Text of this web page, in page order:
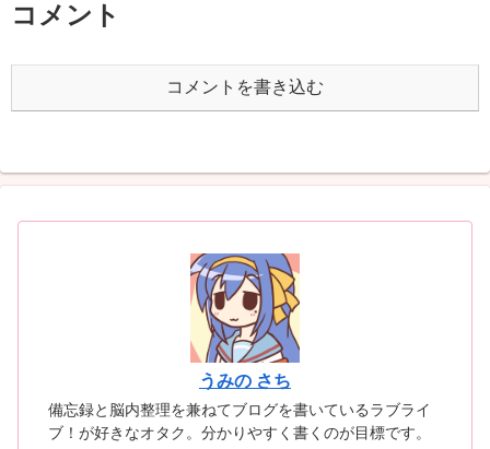
コメント
コメントを書き込む
うみの さち
備忘録と脳内整理を兼ねてブログを書いているラブライ
ブ！が好きなオタク。分かりやすく書くのが目標です。